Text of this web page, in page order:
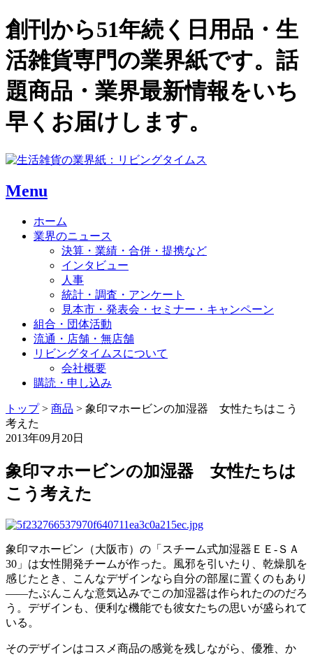
創刊から51年続く日用品・生
活雑貨専門の業界紙です。話
題商品・業界最新情報をいち
早くお届けします。
Menu
ホーム
業界のニュース
決算・業績・合併・提携など
インタビュー
人事
統計・調査・アンケート
見本市・発表会・セミナー・キャンペーン
組合・団体活動
流通・店舗・無店舗
リビングタイムスについて
会社概要
購読・申し込み
トップ> 商品 > 象印マホービンの加湿器 女性たちはこう
考えた
2013年09月20日
象印マホービンの加湿器 女性たちは
こう考えた
象印マホービン（大阪市）の「スチーム式加湿器ＥＥ‐ＳＡ
30」は女性開発チームが作った。風邪を引いたり、乾燥肌を
感じたとき、こんなデザインなら自分の部屋に置くのもあり
――たぶんこんな意気込みでこの加湿器は作られたののだろ
う。デザインも、便利な機能でも彼女たちの思いが盛られて
いる。
そのデザインはコスメ商品の感覚を残しながら、優雅、か